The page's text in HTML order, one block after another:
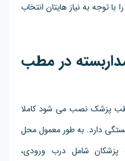
با توجه به نیاز هایتان انتخاب
در مطب
پزشک نصب می شود کاملا
دارد. به طور معمول محل
شامل درب ورودی،